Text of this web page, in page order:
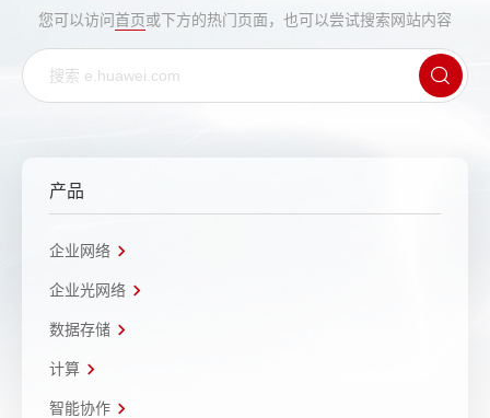
您可以访问首页或下方的热门页面，也可以尝试搜索网站内容
产品
企业网络
企业光网络
数据存储
计算
智能协作